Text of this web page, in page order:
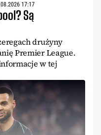
17:17
Są
drużyny
Premier League.
w tej